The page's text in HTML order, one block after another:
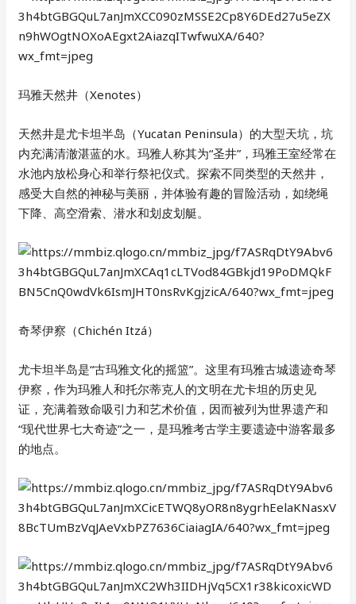
玛雅天然井（Xenotes）
天然井是尤卡坦半岛（Yucatan Peninsula）的大型天坑，坑
内充满清澈湛蓝的水。玛雅人称其为“圣井”，玛雅王室经常在
水池内放松身心和举行祭祀仪式。探索不同类型的天然井，
感受大自然的神秘与美丽，并体验有趣的冒险活动，如绕绳
下降、高空滑索、潜水和划皮划艇。
奇琴伊察（Chichén Itzá）
尤卡坦半岛是“古玛雅文化的摇篮”。这里有玛雅古城遗迹奇琴
伊察，作为玛雅人和托尔蒂克人的文明在尤卡坦的历史见
证，充满着致命吸引力和艺术价值，因而被列为世界遗产和
“现代世界七大奇迹”之一，是玛雅考古学主要遗迹中游客最多
的地点。